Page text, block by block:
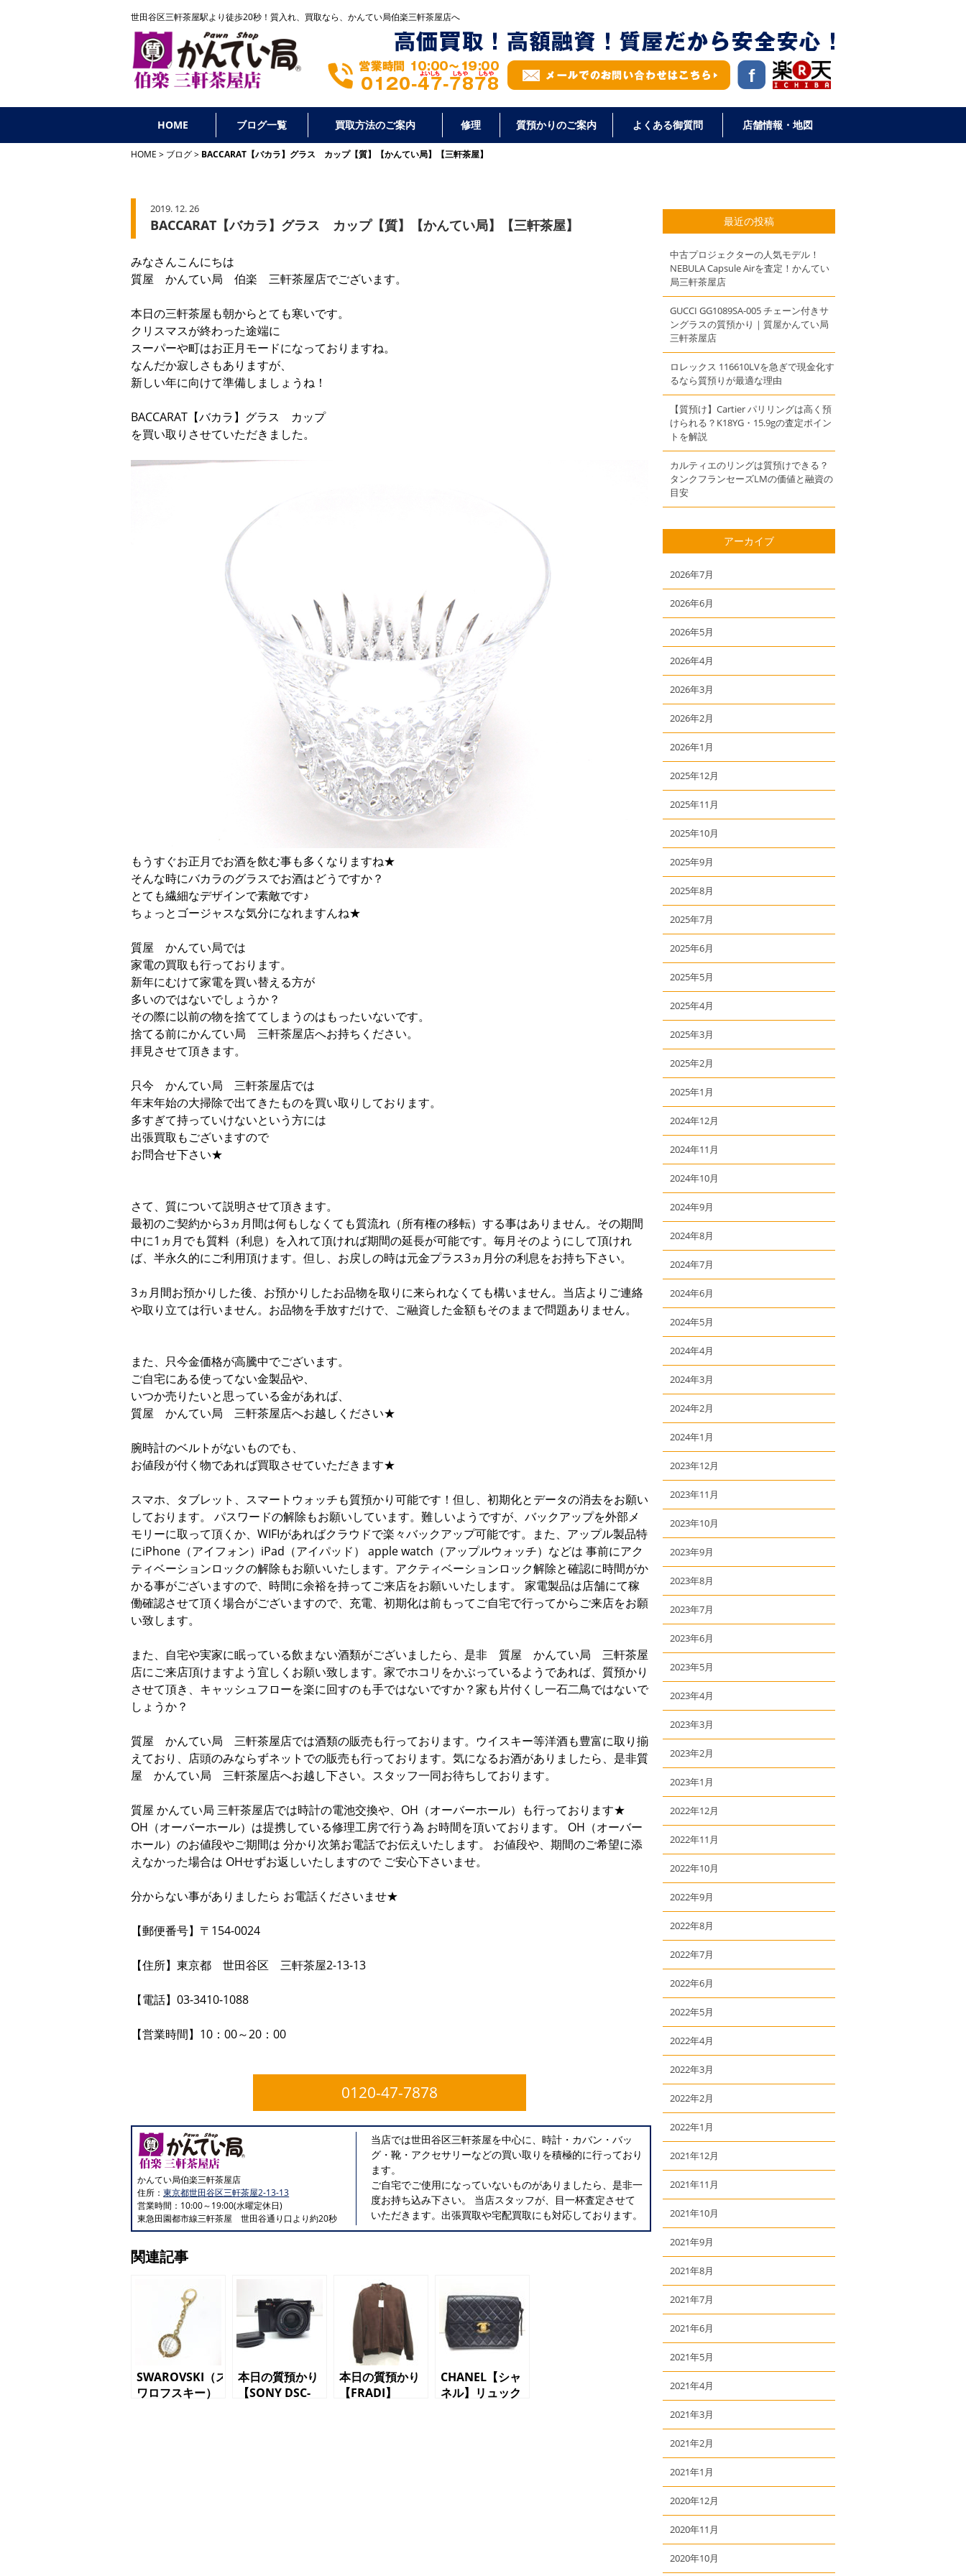
世田谷区三軒茶屋駅より徒歩20秒！ 質入れ、買取なら、かんてい局伯楽三軒茶屋店へ
HOME ブログ一覧 買取方法のご案内 修理 質預かりのご案内 よくある御質問 店舗情報・地図
HOME ブログ BACCARAT【バカラ】グラス カップ【質】【かんてい局】【三軒茶屋】
2019. 12. 26
BACCARAT【バカラ】グラス カップ【質】【かんてい局】【三軒茶屋】
みなさんこんにちは
質屋 かんてい局 伯楽 三軒茶屋店でございます。
本日の三軒茶屋も朝からとても寒いです。
クリスマスが終わった途端に
スーパーや町はお正月モードになっておりますね。
なんだか寂しさもありますが、
新しい年に向けて準備しましょうね！
BACCARAT【バカラ】グラス カップ
を買い取りさせていただきました。
もうすぐお正月でお酒を飲む事も多くなりますね★
そんな時にバカラのグラスでお酒はどうですか？
とても繊細なデザインで素敵です♪
ちょっとゴージャスな気分になれますんね★
質屋 かんてい局では
家電の買取も行っております。
新年にむけて家電を買い替える方が
多いのではないでしょうか？
その際に以前の物を捨ててしまうのはもったいないです。
捨てる前にかんてい局 三軒茶屋店へお持ちください。
拝見させて頂きます。
只今 かんてい局 三軒茶屋店では
年末年始の大掃除で出てきたものを買い取りしております。
多すぎて持っていけないという方には
出張買取もございますので
お問合せ下さい★
さて、質について説明させて頂きます。
最初のご契約から3ヵ月間は何もしなくても質流れ（所有権の移転）する事はありません。その期間
中に1ヵ月でも質料（利息）を入れて頂ければ期間の延長が可能です。毎月そのようにして頂けれ
ば、半永久的にご利用頂けます。但し、お戻しの時は元金プラス3ヵ月分の利息をお持ち下さい。
3ヵ月間お預かりした後、お預かりしたお品物を取りに来られなくても構いません。当店よりご連絡
や取り立ては行いません。お品物を手放すだけで、ご融資した金額もそのままで問題ありません。
また、只今金価格が高騰中でございます。
ご自宅にある使ってない金製品や、
いつか売りたいと思っている金があれば、
質屋 かんてい局 三軒茶屋店へお越しください★
腕時計のベルトがないものでも、
お値段が付く物であれば買取させていただきます★
スマホ、タブレット、スマートウォッチも質預かり可能です！但し、初期化とデータの消去をお願い
しております。 パスワードの解除もお願いしています。難しいようですが、バックアップを外部メ
モリーに取って頂くか、WIFIがあればクラウドで楽々バックアップ可能です。また、アップル製品特
にiPhone（アイフォン）iPad（アイパッド） apple watch（アップルウォッチ）などは 事前にアク
ティベーションロックの解除もお願いいたします。アクティベーションロック解除と確認に時間がか
かる事がございますので、時間に余裕を持ってご来店をお願いいたします。 家電製品は店舗にて稼
働確認させて頂く場合がございますので、充電、初期化は前もってご自宅で行ってからご来店をお願
い致します。
また、自宅や実家に眠っている飲まない酒類がございましたら、是非 質屋 かんてい局 三軒茶屋
店にご来店頂けますよう宜しくお願い致します。家でホコリをかぶっているようであれば、質預かり
させて頂き、キャッシュフローを楽に回すのも手ではないですか？家も片付くし一石二鳥ではないで
しょうか？
質屋 かんてい局 三軒茶屋店では酒類の販売も行っております。ウイスキー等洋酒も豊富に取り揃
えており、店頭のみならずネットでの販売も行っております。気になるお酒がありましたら、是非質
屋 かんてい局 三軒茶屋店へお越し下さい。スタッフ一同お待ちしております。
質屋 かんてい局 三軒茶屋店では時計の電池交換や、OH（オーバーホール）も行っております★
OH（オーバーホール）は提携している修理工房で行う為 お時間を頂いております。 OH（オーバー
ホール）のお値段やご期間は 分かり次第お電話でお伝えいたします。 お値段や、期間のご希望に添
えなかった場合は OHせずお返しいたしますので ご安心下さいませ。
分からない事がありましたら お電話くださいませ★
【郵便番号】〒154-0024
【住所】東京都 世田谷区 三軒茶屋2-13-13
【電話】03-3410-1088
【営業時間】10：00～20：00
0120-47-7878
かんてい局伯楽三軒茶屋店
住所：東京都世田谷区三軒茶屋2-13-13
営業時間：10:00～19:00(水曜定休日)
東急田園都市線三軒茶屋 世田谷通り口より約20秒
当店では世田谷区三軒茶屋を中心に、時計・カバン・バッ
グ・靴・アクセサリーなどの買い取りを積極的に行っており
ます。
ご自宅でご使用になっていないものがありましたら、是非一
度お持ち込み下さい。 当店スタッフが、目一杯査定させて
いただきます。出張買取や宅配買取にも対応しております。
関連記事
SWAROVSKI（ス
ワロフスキー）
本日の質預かり
【SONY DSC-
本日の質預かり
【FRADI】
CHANEL【シャ
ネル】リュック
最近の投稿
中古プロジェクターの人気モデル！
NEBULA Capsule Airを査定！かんてい
局三軒茶屋店
GUCCI GG1089SA-005 チェーン付きサ
ングラスの質預かり｜質屋かんてい局
三軒茶屋店
ロレックス 116610LVを急ぎで現金化す
るなら質預りが最適な理由
【質預け】Cartier パリリングは高く預
けられる？K18YG・15.9gの査定ポイン
トを解説
カルティエのリングは質預けできる？
タンクフランセーズLMの価値と融資の
目安
アーカイブ
2026年7月
2026年6月
2026年5月
2026年4月
2026年3月
2026年2月
2026年1月
2025年12月
2025年11月
2025年10月
2025年9月
2025年8月
2025年7月
2025年6月
2025年5月
2025年4月
2025年3月
2025年2月
2025年1月
2024年12月
2024年11月
2024年10月
2024年9月
2024年8月
2024年7月
2024年6月
2024年5月
2024年4月
2024年3月
2024年2月
2024年1月
2023年12月
2023年11月
2023年10月
2023年9月
2023年8月
2023年7月
2023年6月
2023年5月
2023年4月
2023年3月
2023年2月
2023年1月
2022年12月
2022年11月
2022年10月
2022年9月
2022年8月
2022年7月
2022年6月
2022年5月
2022年4月
2022年3月
2022年2月
2022年1月
2021年12月
2021年11月
2021年10月
2021年9月
2021年8月
2021年7月
2021年6月
2021年5月
2021年4月
2021年3月
2021年2月
2021年1月
2020年12月
2020年11月
2020年10月